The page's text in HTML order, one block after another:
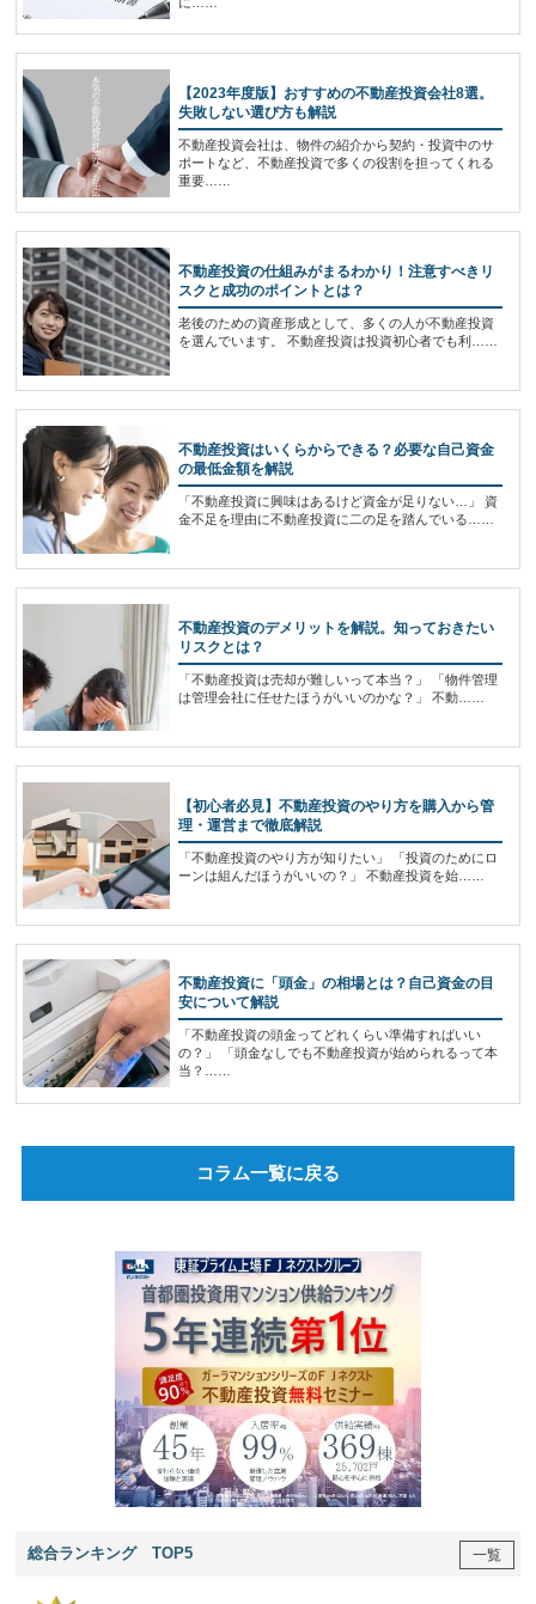
【2023年度版】おすすめの不動産投資会社8選。
失敗しない選び方も解説
不動産投資会社は、物件の紹介から契約・投資中のサ
ポートなど、不動産投資で多くの役割を担ってくれる
重要……
不動産投資の仕組みがまるわかり！注意すべきリ
スクと成功のポイントとは？
老後のための資産形成として、多くの人が不動産投資
を選んでいます。 不動産投資は投資初心者でも利……
不動産投資はいくらからできる？必要な自己資金
の最低金額を解説
「不動産投資に興味はあるけど資金が足りない…」 資
金不足を理由に不動産投資に二の足を踏んでいる……
不動産投資のデメリットを解説。知っておきたい
リスクとは？
「不動産投資は売却が難しいって本当？」 「物件管理
は管理会社に任せたほうがいいのかな？」 不動……
【初心者必見】不動産投資のやり方を購入から管
理・運営まで徹底解説
「不動産投資のやり方が知りたい」 「投資のためにロ
ーンは組んだほうがいいの？」 不動産投資を始……
不動産投資に「頭金」の相場とは？自己資金の目
安について解説
「不動産投資の頭金ってどれくらい準備すればいい
の？」 「頭金なしでも不動産投資が始められるって本
当？……
コラム一覧に戻る
総合ランキング TOP5 一覧